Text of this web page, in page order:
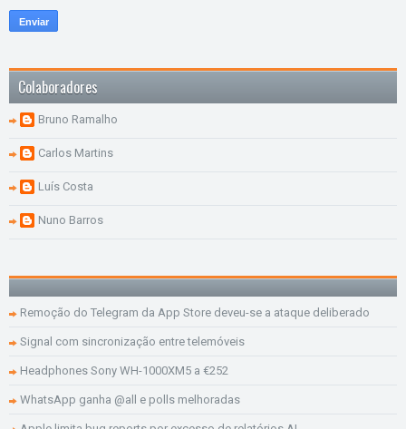
Colaboradores
Bruno Ramalho
Carlos Martins
Luís Costa
Nuno Barros
Remoção do Telegram da App Store deveu-se a ataque deliberado
Signal com sincronização entre telemóveis
Headphones Sony WH-1000XM5 a €252
WhatsApp ganha @all e polls melhoradas